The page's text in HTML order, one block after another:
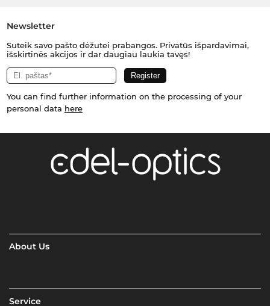
Newsletter
Suteik savo pašto dėžutei prabangos. Privatūs išpardavimai,
išskirtinės akcijos ir dar daugiau laukia tavęs!
You can find further information on the processing of your
personal data here
About Us
Service